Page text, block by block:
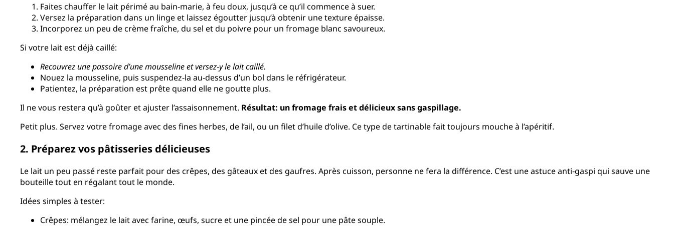
Faites chauffer le lait périmé au bain‑marie, à feu doux, jusqu’à ce qu’il commence à suer.
Versez la préparation dans un linge et laissez égoutter jusqu’à obtenir une texture épaisse.
Incorporez un peu de crème fraîche, du sel et du poivre pour un fromage blanc savoureux.
Si votre lait est déjà caillé:
Recouvrez une passoire d’une mousseline et versez‑y le lait caillé.
Nouez la mousseline, puis suspendez‑la au‑dessus d’un bol dans le réfrigérateur.
Patientez, la préparation est prête quand elle ne goutte plus.
Il ne vous restera qu’à goûter et ajuster l’assaisonnement. Résultat: un fromage frais et délicieux sans gaspillage.
Petit plus. Servez votre fromage avec des fines herbes, de l’ail, ou un filet d’huile d’olive. Ce type de tartinable fait toujours mouche à l’apéritif.
2. Préparez vos pâtisseries délicieuses
Le lait un peu passé reste parfait pour des crêpes, des gâteaux et des gaufres. Après cuisson, personne ne fera la différence. C’est une astuce anti‑gaspi qui sauve une
bouteille tout en régalant tout le monde.
Idées simples à tester:
Crêpes: mélangez le lait avec farine, œufs, sucre et une pincée de sel pour une pâte souple.